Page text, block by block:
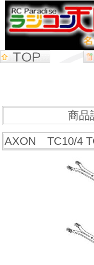
商品
AXON TC10/4